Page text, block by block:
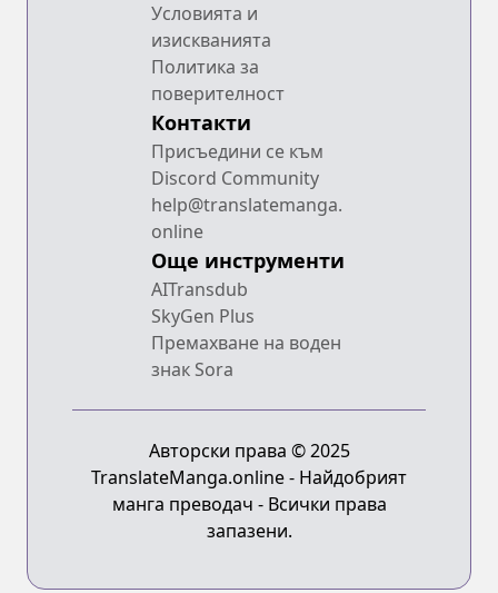
Условията и
изискванията
Политика за
поверителност
Контакти
Присъедини се към
Discord Community
help@translatemanga.
online
Още инструменти
AITransdub
SkyGen Plus
Премахване на воден
знак Sora
Авторски права © 2025
TranslateManga.online - Найдобрият
манга преводач - Всички права
запазени.